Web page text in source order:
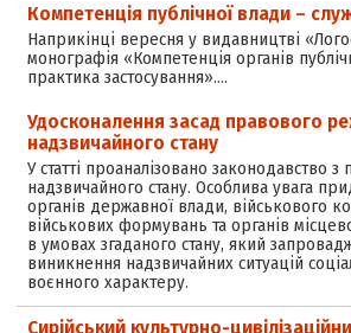
Компетенція публічної влади –
Наприкінці вересня у видавництві
монографія «Компетенція органів
практика застосування».…
Удосконалення засад правового
надзвичайного стану
У статті проаналізовано законодавство з
надзвичайного стану. Особлива увага
органів державної влади, військового
військових формувань та органів
в умовах згаданого стану, який
виникнення надзвичайних ситуацій
воєнного характеру.
Сирійський культурно-